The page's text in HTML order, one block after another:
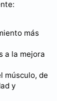
más
a la mejora
músculo, de
y